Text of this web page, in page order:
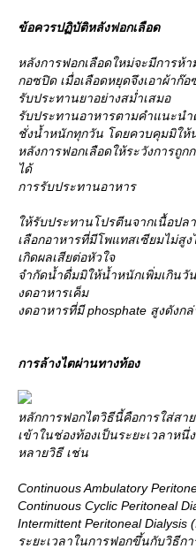
ข้อควรปฏิบัติหลังฟอกเลือด
หลังการฟอกเลือดใหม่จะมีการห้
กอซปิด เมื่อเลือดหยุดจึงเอาผ้าก๊
รับประทานยาอย่างสม่ำเสมอ
รับประทานอาหารตามคำแนะนำ
ชั่งน้ำหนักทุกวัน โดยควบคุมมิให้
หลังการฟอกเลือดให้ระวังการถูก
ได้
การรับประทานอาหาร
ห้รับประทานโปรตีนจากเนื้อปล
เลือกอาหารที่มีโพแทสเซียมไม่สู
เกิดผลเสียต่อหัวใจ
จำกัดน้ำดื่มมิให้น้ำหนักเพิ่มเกินวั
งดอาหารเค็ม
งดอาหารที่มี phosphate สูงดังก
การล้างไตผ่านทางท้อง
หลักการฟอกไตวิธีนี้คือการใส่สา
เข้าในช่องท้องเป็นระยะเวลาห
หลายวิธี เช่น
Continuous Ambulatory
Continuous Cyclic Peritoneal
Intermittent Peritoneal Dialysis
ระยะเวลาในการฟอกขึ้นกับวิธีก